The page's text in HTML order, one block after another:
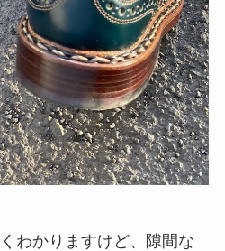
わかりますけど、隙間な